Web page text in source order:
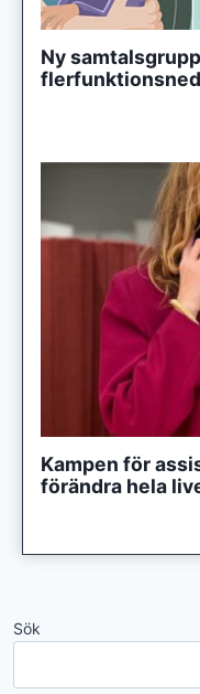
Ny
Kampen för
förändra hela
Sök